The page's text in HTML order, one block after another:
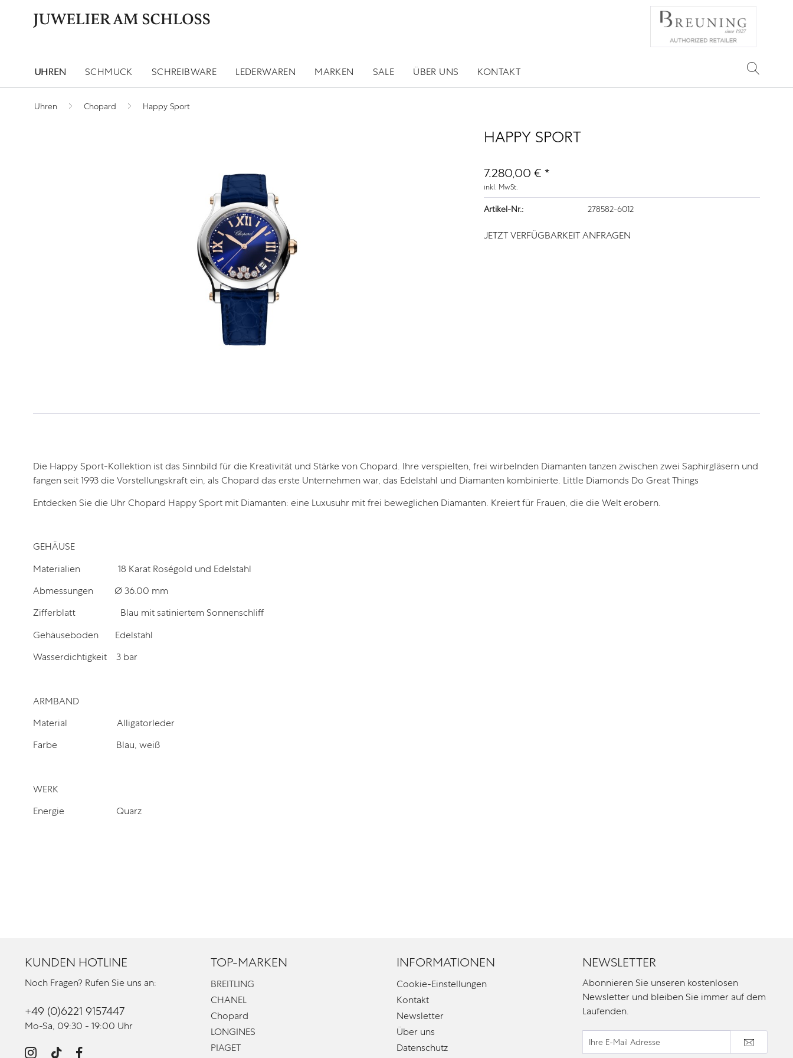
UHREN SCHMUCK SCHREIBWARE LEDERWAREN MARKEN SALE ÜBER UNS KONTAKT
Uhren Chopard Happy Sport
HAPPY SPORT
7.280,00 € *
inkl. MwSt.
Artikel-Nr.: 278582-6012
JETZT VERFÜGBARKEIT ANFRAGEN
Die Happy Sport-Kollektion ist das Sinnbild für die Kreativität und Stärke von Chopard. Ihre verspielten, frei wirbelnden Diamanten tanzen zwischen zwei Saphirgläsern und
fangen seit 1993 die Vorstellungskraft ein, als Chopard das erste Unternehmen war, das Edelstahl und Diamanten kombinierte. Little Diamonds Do Great Things
Entdecken Sie die Uhr Chopard Happy Sport mit Diamanten: eine Luxusuhr mit frei beweglichen Diamanten. Kreiert für Frauen, die die Welt erobern.
GEHÄUSE
Materialien
18 Karat Roségold und Edelstahl
Abmessungen
Ø 36.00 mm
Zifferblatt
Blau mit satiniertem Sonnenschliff
Gehäuseboden
Edelstahl
Wasserdichtigkeit
3 bar
ARMBAND
Material
Alligatorleder
Farbe
Blau, weiß
WERK
Energie
Quarz
KUNDEN HOTLINE
Noch Fragen? Rufen Sie uns an:
+49 (0)6221 9157447
Mo-Sa, 09:30 - 19:00 Uhr
TOP-MARKEN
BREITLING
CHANEL
Chopard
LONGINES
PIAGET
INFORMATIONEN
Cookie-Einstellungen
Kontakt
Newsletter
Über uns
Datenschutz
NEWSLETTER
Abonnieren Sie unseren kostenlosen
Newsletter und bleiben Sie immer auf dem
Laufenden.